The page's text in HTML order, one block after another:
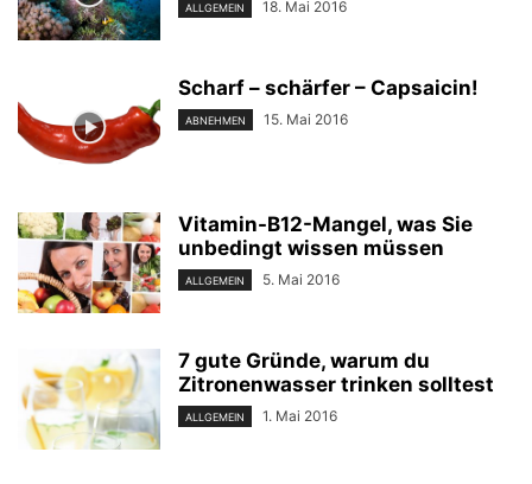
ALLGEMEIN 18. Mai 2016
Scharf – schärfer – Capsaicin!
ABNEHMEN 15. Mai 2016
Vitamin-B12-Mangel, was Sie
unbedingt wissen müssen
ALLGEMEIN 5. Mai 2016
7 gute Gründe, warum du
Zitronenwasser trinken solltest
ALLGEMEIN 1. Mai 2016